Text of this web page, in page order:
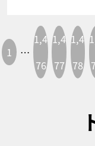
1 …
1,4
76
1,4
77
1,4
78